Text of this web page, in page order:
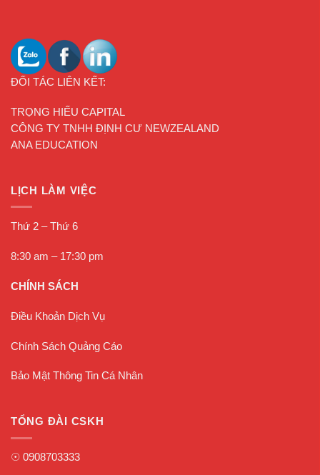
ĐỐI TÁC LIÊN KẾT:
TRỌNG HIẾU CAPITAL
CÔNG TY TNHH ĐỊNH CƯ NEWZEALAND
ANA EDUCATION
LỊCH LÀM VIỆC
Thứ 2 – Thứ 6
8:30 am – 17:30 pm
CHÍNH SÁCH
Điều Khoản Dịch Vụ
Chính Sách Quảng Cáo
Bảo Mật Thông Tin Cá Nhân
TỔNG ĐÀI CSKH
☉ 0908703333